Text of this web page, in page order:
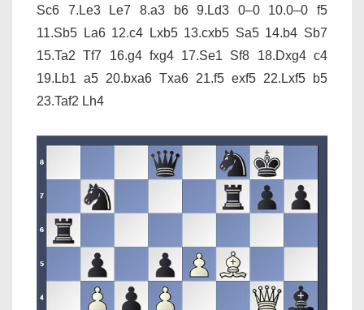
Sc6 7.Le3 Le7 8.a3 b6 9.Ld3 0–0 10.0–0 f5
11.Sb5 La6 12.c4 Lxb5 13.cxb5 Sa5 14.b4 Sb7
15.Ta2 Tf7 16.g4 fxg4 17.Se1 Sf8 18.Dxg4 c4
19.Lb1 a5 20.bxa6 Txa6 21.f5 exf5 22.Lxf5 b5
23.Taf2 Lh4